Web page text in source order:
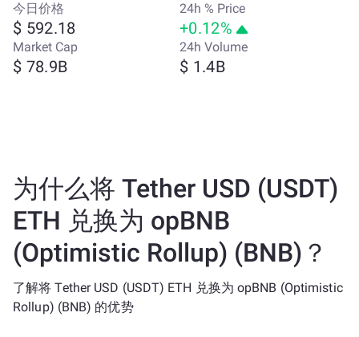
今日价格
$ 592.18
24h % Price
+0.12%
Market Cap
$ 78.9B
24h Volume
$ 1.4B
为什么将 Tether USD (USDT)
ETH 兑换为 opBNB
(Optimistic Rollup) (BNB)？
了解将 Tether USD (USDT) ETH 兑换为 opBNB (Optimistic
Rollup) (BNB) 的优势